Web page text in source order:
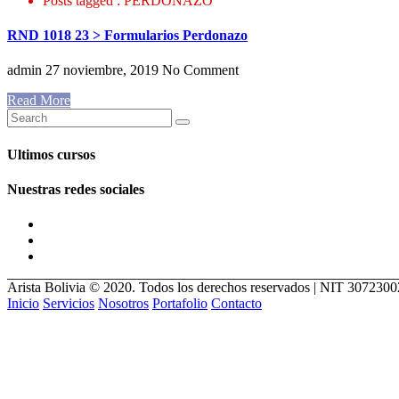
RND 1018 23 > Formularios Perdonazo
admin 27 noviembre, 2019 No Comment
Read More
Ultimos cursos
Nuestras redes sociales
Arista Bolivia © 2020. Todos los derechos reservados | NIT
Inicio Servicios Nosotros Portafolio Contacto